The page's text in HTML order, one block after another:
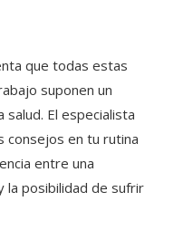
que todas estas
suponen un
El especialista
consejos en tu rutina
entre una
la posibilidad de sufrir